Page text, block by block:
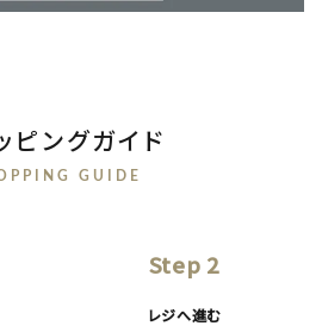
ピングガイド
GUIDE
Step 2
レジへ進む